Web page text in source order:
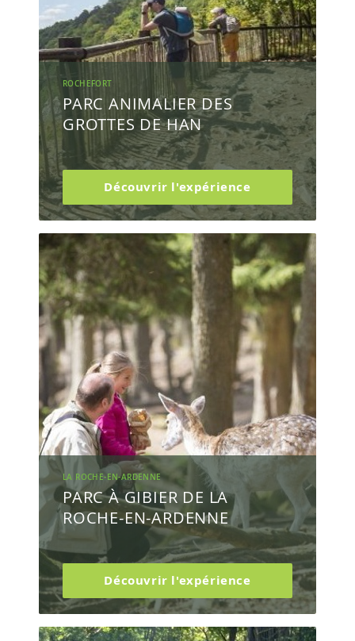
ROCHEFORT
PARC ANIMALIER DES
GROTTES DE HAN
Découvrir l'expérience
LA ROCHE-EN-ARDENNE
PARC À GIBIER DE LA
ROCHE-EN-ARDENNE
Découvrir l'expérience